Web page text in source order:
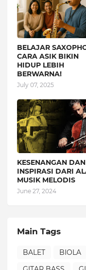
BELAJAR
CARA ASIK BIKIN
HIDUP LEBIH
BERWARNA!
July 07, 2025
KESENANGAN DAN
INSPIRASI DARI
MUSIK MELODIS
June 27, 2024
Main Tags
BALET BIOLA